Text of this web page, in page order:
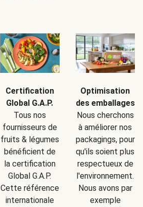
Certification
Global G.A.P.
Tous nos
fournisseurs de
fruits & légumes
bénéficient de
la certification
Global G.A.P.
Cette référence
internationale
Optimisation
des emballages
Nous cherchons
à améliorer nos
packagings, pour
qu'ils soient plus
respectueux de
l'environnement.
Nous avons par
exemple